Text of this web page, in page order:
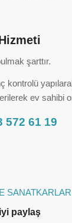
şarttır.
kontrolü
ev sahibi
572 61 19
paylaş